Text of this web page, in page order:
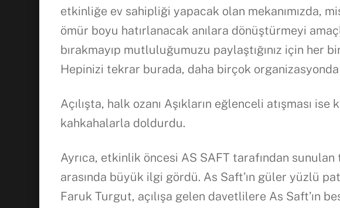
etkinliğe ev sahipliği yapacak olan mekanımızda,
ömür boyu hatırlanacak anılara dönüştürmeyi
bırakmayıp mutluluğumuzu paylaştığınız için her
Hepinizi tekrar burada, daha birçok
Açılışta, halk ozanı Aşıkların eğlenceli atışması
kahkahalarla doldurdu.
Ayrıca, etkinlik öncesi AS SAFT tarafından
arasında büyük ilgi gördü. As Saft’ın güler yüzlü
Faruk Turgut, açılışa gelen davetlilere As Saft’ın